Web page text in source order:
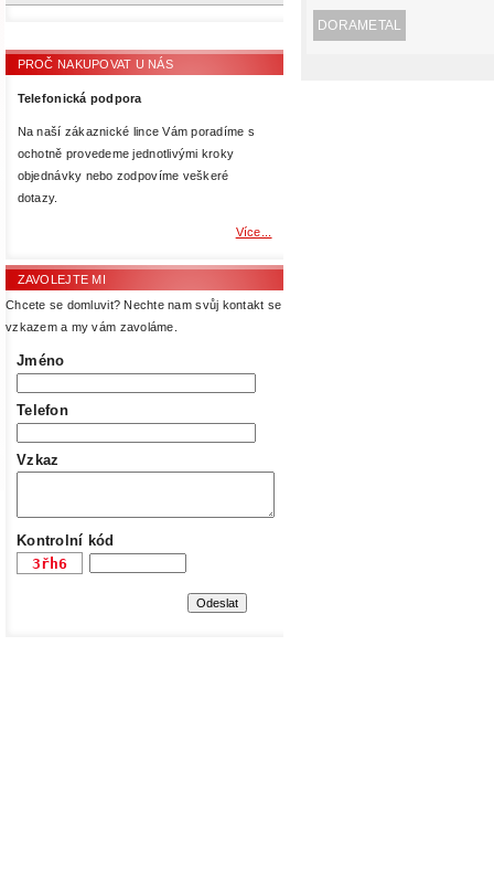
PROČ NAKUPOVAT U NÁS
Telefonická podpora
Na naší zákaznické lince Vám poradíme s
ochotně provedeme jednotlivými kroky
objednávky nebo zodpovíme veškeré
dotazy.
Více...
ZAVOLEJTE MI
Chcete se domluvit? Nechte nam svůj kontakt se
vzkazem a my vám zavoláme.
Jméno
Telefon
Vzkaz
Kontrolní kód
DORAMETAL